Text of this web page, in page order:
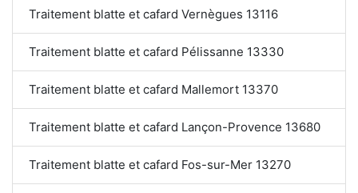
Traitement blatte et cafard Vernègues 13116
Traitement blatte et cafard Pélissanne 13330
Traitement blatte et cafard Mallemort 13370
Traitement blatte et cafard Lançon-Provence 13680
Traitement blatte et cafard Fos-sur-Mer 13270